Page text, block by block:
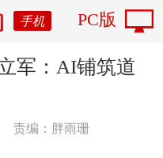
手机 PC版
军：AI铺筑道
责编：胖雨珊